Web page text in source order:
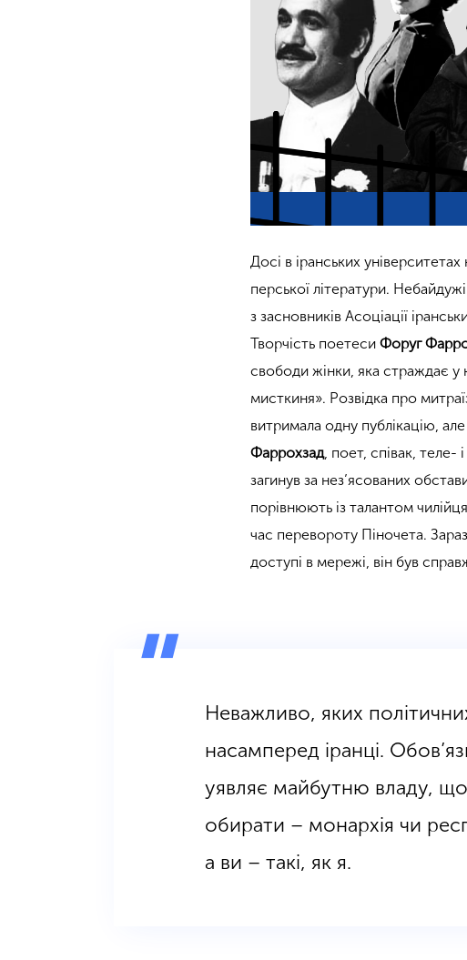
Досі в іранських
перської літератури.
з засновників Асоціації
Творчість поетесиФоруг
свободи жінки, яка страждає
мисткиня». Розвідка про
витримала одну публікацію,
Фаррохзад, поет, співак, теле-
загинув за нез’ясованих
порівнюють із талантом чилійця
час перевороту Піночета.
доступі в мережі, він був
Неважливо, яких
насамперед іранці.
уявляє майбутню владу,
обирати – монархія чи
а ви – такі, як я.